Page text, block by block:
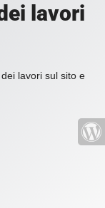
lavori
lavori sul sito e